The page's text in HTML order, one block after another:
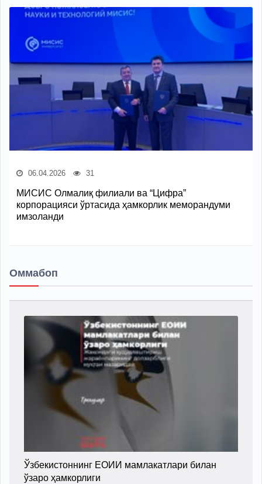
06.04.2026 31
МИСИС Олмалиқ филиали ва “Цифра”
корпорацияси ўртасида ҳамкорлик меморандуми
имзоланди
Оммабоп
Ўзбекистоннинг ЕОИИ мамлакатлари билан
ўзаро ҳамкорлиги